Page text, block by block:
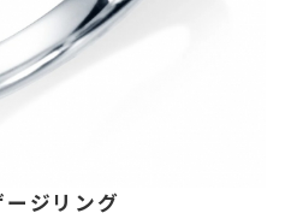
ジリング